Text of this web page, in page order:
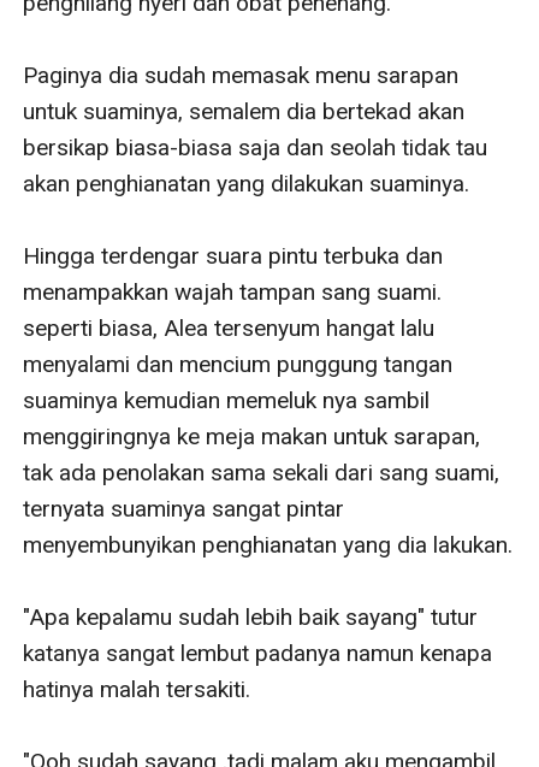
Paginya dia sudah memasak menu sarapan
untuk suaminya, semalem dia bertekad akan
bersikap biasa-biasa saja dan seolah tidak tau
akan penghianatan yang dilakukan suaminya.
Hingga terdengar suara pintu terbuka dan
menampakkan wajah tampan sang suami.
seperti biasa, Alea tersenyum hangat lalu
menyalami dan mencium punggung tangan
suaminya kemudian memeluk nya sambil
menggiringnya ke meja makan untuk sarapan,
tak ada penolakan sama sekali dari sang suami,
ternyata suaminya sangat pintar
menyembunyikan penghianatan yang dia lakukan.
"Apa kepalamu sudah lebih baik sayang" tutur
katanya sangat lembut padanya namun kenapa
hatinya malah tersakiti.